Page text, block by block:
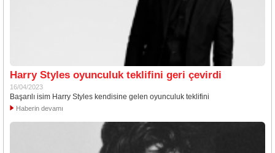
Harry Styles oyunculuk teklifini geri çevirdi
16/04/2023
Başarılı isim Harry Styles kendisine gelen oyunculuk teklifini
Haberin devamı